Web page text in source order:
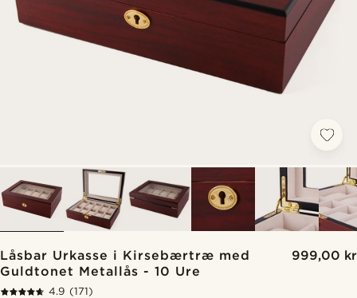
Låsbar Urkasse i Kirsebærtræ med
Guldtonet Metallås - 10 Ure
999,00 kr
4.9 (171)